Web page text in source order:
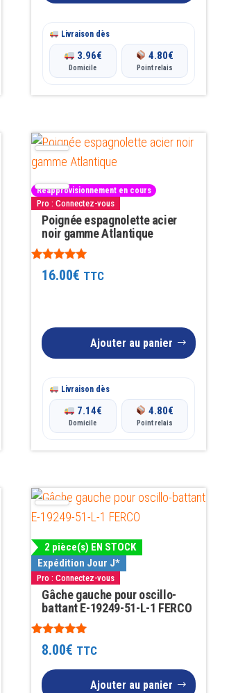
Livraison dès
3.96€
Domicile
4.80€
Point relais
Réapprovisionnement en cours
Pro : Connectez-vous
Poignée espagnolette acier
noir gamme Atlantique
Note
5.00
16.00€ TTC
Ajouter au panier
Livraison dès
7.14€
Domicile
4.80€
Point relais
2 pièce(s) EN STOCK
Expédition Jour J*
Pro : Connectez-vous
Gâche gauche pour oscillo-
battant E-19249-51-L-1 FERCO
Note
5.00
8.00€ TTC
Ajouter au panier